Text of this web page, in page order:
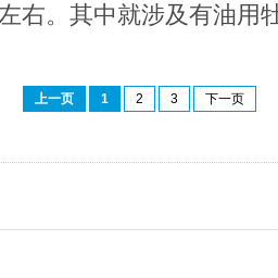
右。其中就涉及有油用
上一页 1 2 3 下一页